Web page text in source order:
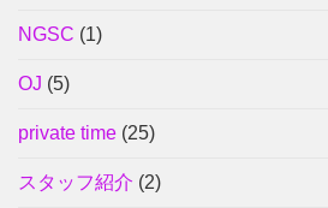
NGSC (1)
OJ (5)
private time (25)
スタッフ紹介 (2)